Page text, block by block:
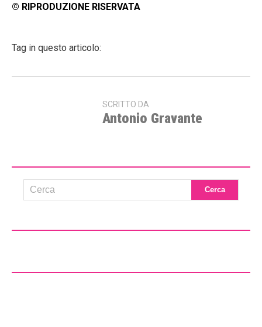
© RIPRODUZIONE RISERVATA
Tag in questo articolo:
SCRITTO DA
Antonio Gravante